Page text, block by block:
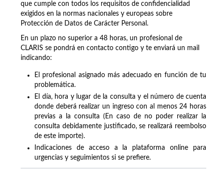
que cumple con todos los requisitos de confidencialidad
exigidos en la normas nacionales y europeas sobre
Protección de Datos de Carácter Personal.
En un plazo no superior a 48 horas, un profesional de
CLARIS se pondrá en contacto contigo y te enviará un mail
indicando:
El profesional asignado más adecuado en función de tu
problemática.
El día, hora y lugar de la consulta y el número de cuenta
donde deberá realizar un ingreso con al menos 24 horas
previas a la consulta (En caso de no poder realizar la
consulta debidamente justificado, se realizará reembolso
de este importe).
Indicaciones de acceso a la plataforma online para
urgencias y seguimientos si se prefiere.